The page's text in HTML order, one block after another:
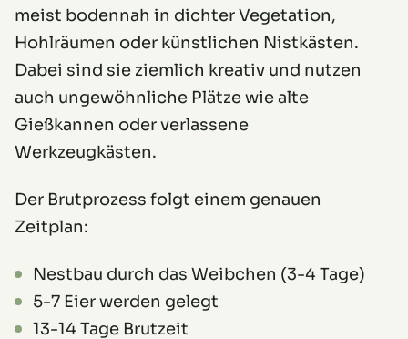
meist bodennah in dichter Vegetation,
Hohlräumen oder künstlichen Nistkästen.
Dabei sind sie ziemlich kreativ und nutzen
auch ungewöhnliche Plätze wie alte
Gießkannen oder verlassene
Werkzeugkästen.
Der Brutprozess folgt einem genauen
Zeitplan:
Nestbau durch das Weibchen (3-4 Tage)
5-7 Eier werden gelegt
13-14 Tage Brutzeit